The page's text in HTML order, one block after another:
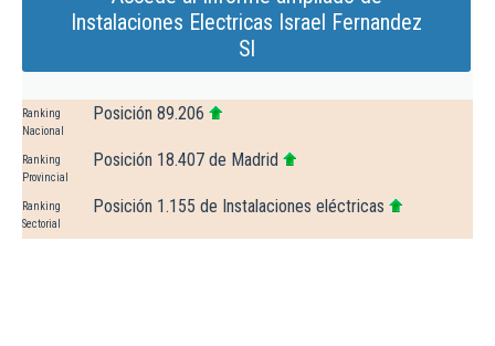
Instalaciones Electricas Israel Fernandez
Sl
Ranking
Nacional
Posición 89.206
Ranking
Provincial
Posición 18.407 de Madrid
Ranking
Sectorial
Posición 1.155 de Instalaciones eléctricas